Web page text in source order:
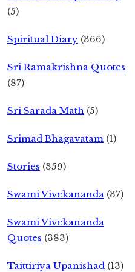
(5)
Spiritual Diary (366)
Sri Ramakrishna Quotes
(87)
Sri Sarada Math (5)
Srimad Bhagavatam (1)
Stories (359)
Swami Vivekananda (37)
Swami Vivekananda
Quotes (383)
Taittiriya Upanishad (13)